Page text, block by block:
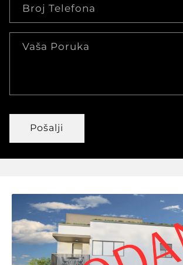
Broj Telefona
Vaša Poruka
Pošalji